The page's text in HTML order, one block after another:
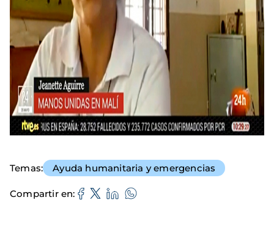
Temas Ayuda humanitaria y emergencias
Compartir en